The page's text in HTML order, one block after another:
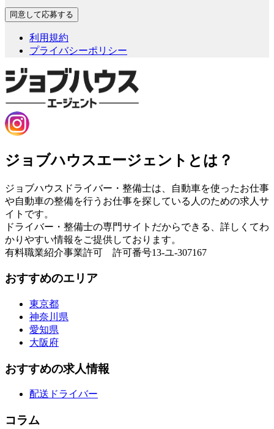
利用規約
プライバシーポリシー
ジョブハウスエージェントとは？
ジョブハウスドライバー・整備士は、自動車を使ったお仕事
や自動車の整備を行うお仕事を探している人のための求人サ
イトです。
ドライバー・整備士の専門サイトだからできる、詳しくてわ
かりやすい情報をご提供しております。
有料職業紹介事業許可 許可番号13-ユ-307167
おすすめのエリア
東京都
神奈川県
愛知県
大阪府
おすすめの求人情報
配送ドライバー
コラム